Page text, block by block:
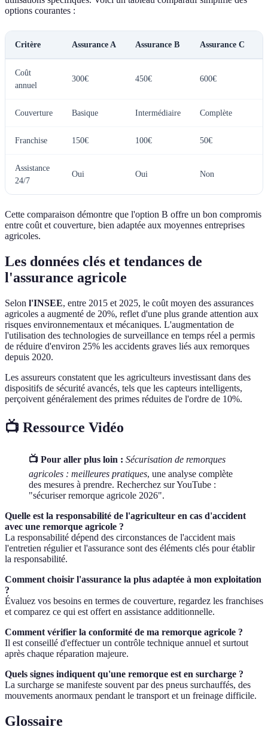
options courantes :
Critère Assurance A Assurance B Assurance C
Coût
annuel
300€ 450€ 600€
Couverture Basique Intermédiaire Complète
Franchise 150€ 100€ 50€
Assistance
24/7
Oui Oui Non
Cette comparaison démontre que l'option B offre un bon compromis
entre coût et couverture, bien adaptée aux moyennes entreprises
agricoles.
Les données clés et tendances de
l'assurance agricole
Selon l'INSEE, entre 2015 et 2025, le coût moyen des assurances
agricoles a augmenté de 20%, reflet d'une plus grande attention aux
risques environnementaux et mécaniques. L'augmentation de
l'utilisation des technologies de surveillance en temps réel a permis
de réduire d'environ 25% les accidents graves liés aux remorques
depuis 2020.
Les assureurs constatent que les agriculteurs investissant dans des
dispositifs de sécurité avancés, tels que les capteurs intelligents,
perçoivent généralement des primes réduites de l'ordre de 10%.
📺 Ressource Vidéo
📺 Pour aller plus loin : Sécurisation de remorques
agricoles : meilleures pratiques, une analyse complète
des mesures à prendre. Recherchez sur YouTube :
"sécuriser remorque agricole 2026".
Quelle est la responsabilité de l'agriculteur en cas d'accident
avec une remorque agricole ?
La responsabilité dépend des circonstances de l'accident mais
l'entretien régulier et l'assurance sont des éléments clés pour établir
la responsabilité.
Comment choisir l'assurance la plus adaptée à mon exploitation
?
Évaluez vos besoins en termes de couverture, regardez les franchises
et comparez ce qui est offert en assistance additionnelle.
Comment vérifier la conformité de ma remorque agricole ?
Il est conseillé d'effectuer un contrôle technique annuel et surtout
après chaque réparation majeure.
Quels signes indiquent qu'une remorque est en surcharge ?
La surcharge se manifeste souvent par des pneus surchauffés, des
mouvements anormaux pendant le transport et un freinage difficile.
Glossaire